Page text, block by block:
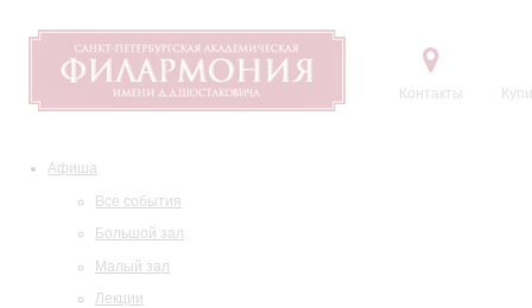
Контакты
Афиша
Все события
Большой зал
Малый зал
Лекции